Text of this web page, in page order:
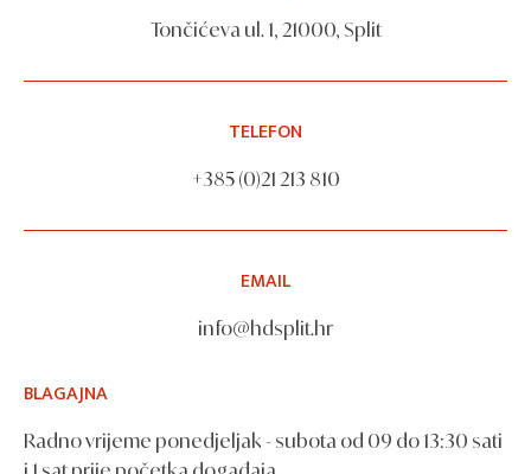
Tončićeva ul. 1, 21000, Split
TELEFON
+385 (0)21 213 810
EMAIL
info@hdsplit.hr
BLAGAJNA
Radno vrijeme ponedjeljak - subota od 09 do 13:30 sati